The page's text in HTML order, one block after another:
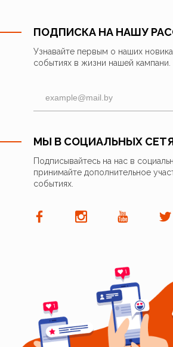
ПОДПИСКА НА НАШУ
Узнавайте первым о наших
событиях в жизни нашей кампани.
МЫ В СОЦИАЛЬНЫХ
Подписывайтесь на нас в
принимайте дополнительное
событиях.